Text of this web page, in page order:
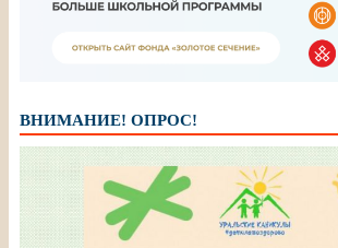
ВНИМАНИЕ! ОПРОС!